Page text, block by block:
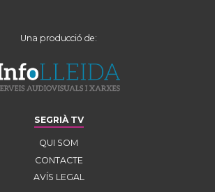
Una producció de:
SEGRIÀ TV
QUI SOM
CONTACTE
AVÍS LEGAL